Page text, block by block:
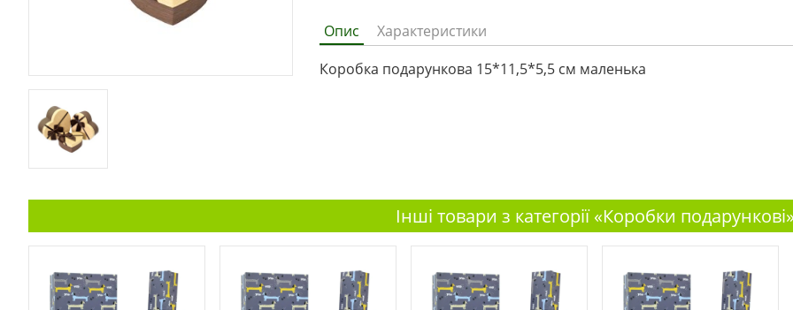
Опис
Характеристики
Коробка подарункова 15*11,5*5,5 см маленька
Інші товари з категорії «Коробки